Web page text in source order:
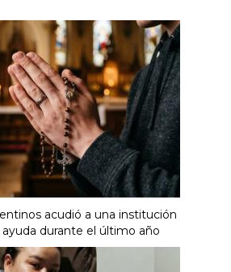
acudió a una institución
durante el último año